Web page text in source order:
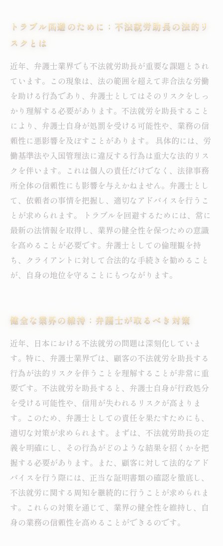
トラブル回避のために：不法就労助長の法的リ
スクとは
近年、弁護士業界でも不法就労助長が重要な課題とされ
ています。この現象は、法の範囲を超えて非合法な労働
を助ける行為であり、弁護士としてはそのリスクをしっ
かり理解する必要があります。不法就労を助長すること
により、弁護士自身が処罰を受ける可能性や、業務の信
頼性に悪影響を及ぼすことがあります。 具体的には、労
働基準法や入国管理法に違反する行為は重大な法的リス
クを伴います。これは個人の責任だけでなく、法律事務
所全体の信頼性にも影響を与えかねません。弁護士とし
て、依頼者の事情を把握し、適切なアドバイスを行うこ
とが求められます。 トラブルを回避するためには、常に
最新の法情報を取得し、業界の健全性を保つための意識
を高めることが必要です。弁護士としての倫理観を持
ち、クライアントに対して合法的な手続きを勧めること
が、自身の地位を守ることにもつながります。
健全な業界の維持：弁護士が取るべき対策
近年、日本における不法就労の問題は深刻化していま
す。特に、弁護士業界では、顧客の不法就労を助長する
行為が法的リスクを伴うことを理解することが非常に重
要です。不法就労を助長すると、弁護士自身が行政処分
を受ける可能性や、信用が失われるリスクが高まりま
す。このため、弁護士としての責任を果たすためにも、
適切な対策が求められます。まずは、不法就労助長の定
義を明確にし、その行為がどのような結果を招くかを把
握する必要があります。また、顧客に対して法的なアド
バイスを行う際には、正当な証明書類の確認を徹底し、
不法就労に関する周知を継続的に行うことが求められま
す。これらの対策を通じて、業界の健全性を維持し、自
身の業務の信頼性を高めることができるのです。